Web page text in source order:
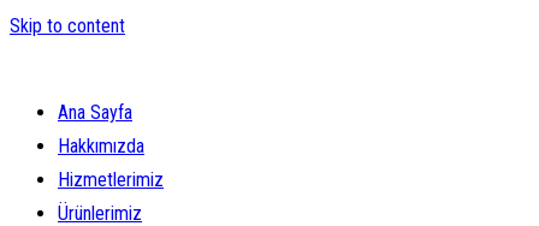
Skip to content
Ana Sayfa
Hakkımızda
Hizmetlerimiz
Ürünlerimiz